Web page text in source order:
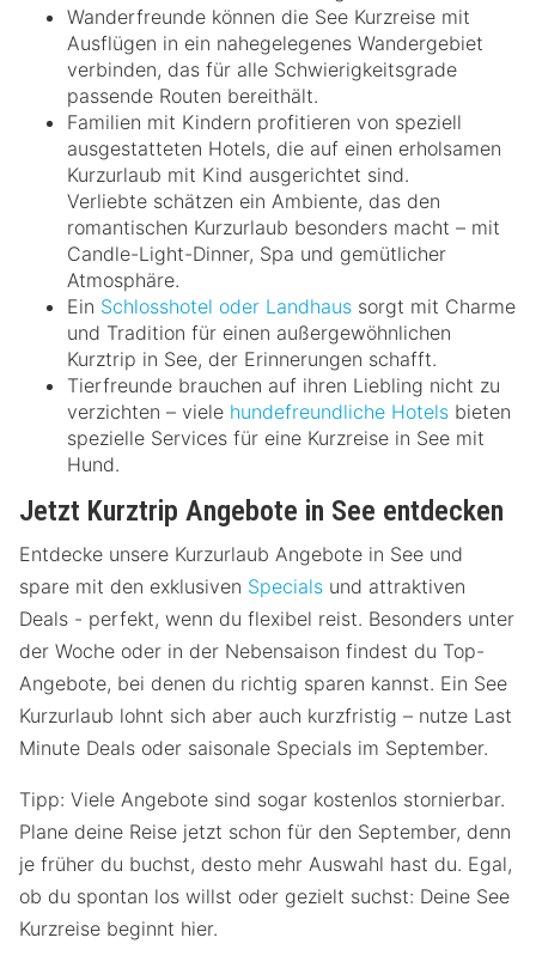
Wanderfreunde können die See Kurzreise mit
Ausflügen in ein nahegelegenes Wandergebiet
verbinden, das für alle Schwierigkeitsgrade
passende Routen bereithält.
Familien mit Kindern profitieren von speziell
ausgestatteten Hotels, die auf einen erholsamen
Kurzurlaub mit Kind ausgerichtet sind.
Verliebte schätzen ein Ambiente, das den
romantischen Kurzurlaub besonders macht – mit
Candle-Light-Dinner, Spa und gemütlicher
Atmosphäre.
Ein Schlosshotel oder Landhaus sorgt mit Charme
und Tradition für einen außergewöhnlichen
Kurztrip in See, der Erinnerungen schafft.
Tierfreunde brauchen auf ihren Liebling nicht zu
verzichten – viele hundefreundliche Hotels bieten
spezielle Services für eine Kurzreise in See mit
Hund.
Jetzt Kurztrip Angebote in See entdecken
Entdecke unsere Kurzurlaub Angebote in See und
spare mit den exklusiven Specials und attraktiven
Deals - perfekt, wenn du flexibel reist. Besonders unter
der Woche oder in der Nebensaison findest du Top-
Angebote, bei denen du richtig sparen kannst. Ein See
Kurzurlaub lohnt sich aber auch kurzfristig – nutze Last
Minute Deals oder saisonale Specials im September.
Tipp: Viele Angebote sind sogar kostenlos stornierbar.
Plane deine Reise jetzt schon für den September, denn
je früher du buchst, desto mehr Auswahl hast du. Egal,
ob du spontan los willst oder gezielt suchst: Deine See
Kurzreise beginnt hier.